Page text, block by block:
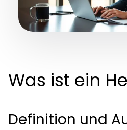
Was ist ein
Definition und